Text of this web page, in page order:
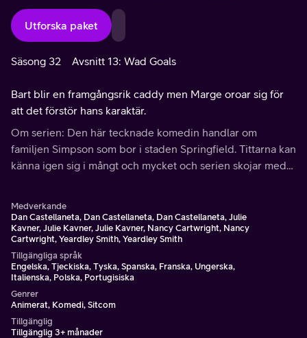
Utforska paket
Säsong 32 Avsnitt 13: Wad Goals
Bart blir en framgångsrik caddy men Marge oroar sig för
att det förstör hans karaktär.
Om serien: Den här tecknade komedin handlar om
familjen Simpson som bor i staden Springfield. Tittarna kan
känna igen sig i mångt och mycket och serien skojar med
Medverkande
Dan Castellaneta, Dan Castellaneta, Dan Castellaneta, Julie
Kavner, Julie Kavner, Julie Kavner, Nancy Cartwright, Nancy
Cartwright, Yeardley Smith, Yeardley Smith
Tillgängliga språk
Engelska, Tjeckiska, Tyska, Spanska, Franska, Ungerska,
Italienska, Polska, Portugisiska
Genrer
Animerat, Komedi, Sitcom
Tillgänglig
Tillgänglig 3+ månader